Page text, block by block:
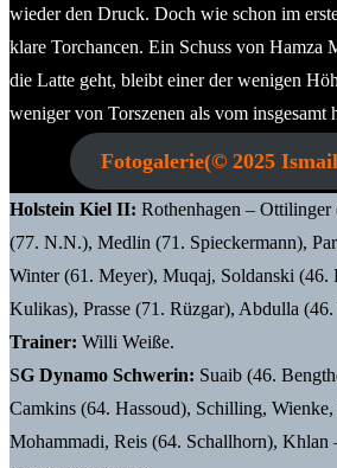
wieder den Druck. Doch wie schon im
klare Torchancen. Ein Schuss von Hamza
die Latte geht, bleibt einer der wenigen
weniger von Torszenen als vom insgesamt
Fotogalerie(© 2025
Holstein Kiel II: Rothenhagen – Ottilinger
(77. N.N.), Medlin (71. Spieckermann),
Winter (61. Meyer), Muqaj, Soldanski (46.
Kulikas), Prasse (71. Rüzgar), Abdulla (46.
Trainer: Willi Weiße.
SG Dynamo Schwerin: Suaib (46.
Camkins (64. Hassoud), Schilling,
Mohammadi, Reis (64. Schallhorn), Khlan